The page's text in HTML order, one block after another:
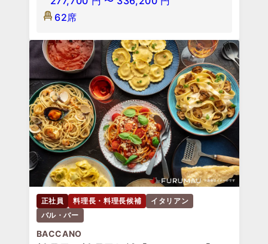
62席
正社員 料理長・料理長候補
イタリアン
バル・バー
BACCANO